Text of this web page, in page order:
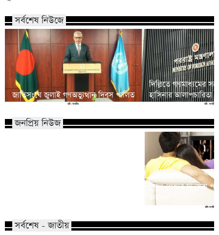
সর্বশেষ নিউজে
জাতিসংঘে জুলাই গণঅভ্যুত্থান দিবস পালিত
দিল্লিতে গণমাধ্যমের
হাসিনার আলাপচারিতা
জনপ্রিয় নিউজ
কোন পেশার মানুষরা
জড়ান?
সর্বশেষ - জাতীয়